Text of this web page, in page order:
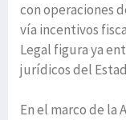
con operaciones
vía incentivos
Legal figura ya
jurídicos del
En el marco de la